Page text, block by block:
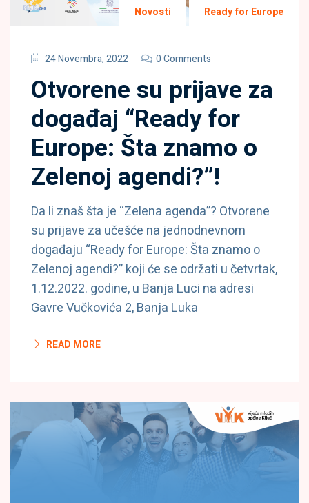
Novosti Ready for Europe
24 Novembra, 2022 0 Comments
Otvorene su prijave za
događaj “Ready for
Europe: Šta znamo o
Zelenoj agendi?”!
Da li znaš šta je “Zelena agenda”? Otvorene
su prijave za učešće na jednodnevnom
događaju “Ready for Europe: Šta znamo o
Zelenoj agendi?” koji će se održati u četvrtak,
1.12.2022. godine, u Banja Luci na adresi
Gavre Vučkovića 2, Banja Luka
READ MORE